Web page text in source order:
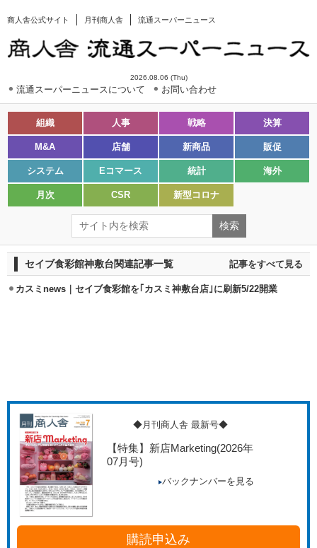
商人舎公式サイト 月刊商人舎 流通スーパーニュース
2026.08.06 (Thu)
流通スーパーニュースについて お問い合わせ
組織 人事 戦略 決算
M&A 店舗 新商品 販促
システム Eコマース 統計 海外
月次 CSR 新型コロナ
セイブ食彩館神敷台関連記事一覧 記事をすべて見る
カスミnews｜セイブ食彩館を｢カスミ神敷台店｣に刷新5/22開業
◆月刊商人舎 最新号◆
【特集】新店Marketing(2026年
07月号)
バックナンバーを見る
購読申込み